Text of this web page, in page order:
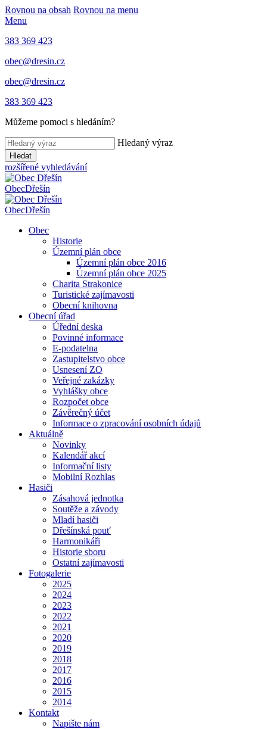
Rovnou na obsah Rovnou na menu
Menu
383 369 423
obec@dresin.cz
obec@dresin.cz
383 369 423
Můžeme pomoci s hledáním?
Hledaný výraz
Hledat
rozšířené vyhledávání
ObecDřešín
ObecDřešín
Obec
Historie
Územní plán obce
Územní plán obce 2016
Územní plán obce 2025
Charita Strakonice
Turistické zajímavosti
Obecní knihovna
Obecní úřad
Úřední deska
Povinné informace
E-podatelna
Zastupitelstvo obce
Usnesení ZO
Veřejné zakázky
Vyhlášky obce
Rozpočet obce
Závěrečný účet
Informace o zpracování osobních údajů
Aktuálně
Novinky
Kalendář akcí
Informační listy
Mobilní Rozhlas
Hasiči
Zásahová jednotka
Soutěže a závody
Mladí hasiči
Dřešínská pouť
Harmonikáři
Historie sboru
Ostatní zajímavosti
Fotogalerie
2025
2024
2023
2022
2021
2020
2019
2018
2017
2016
2015
2014
Kontakt
Napište nám